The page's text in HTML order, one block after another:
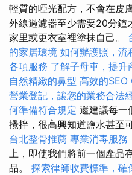
輕質的啞光配方，不會在皮
外線過濾器至少需要20分鐘
家里或更衣室裡塗抹自己。
的家居環境 如何辦護照，流
各項服務 了解子母車，提升
自然精緻的鼻型 高效的
營業登記，讓您的業務合法
何準備符合規定 還建議每一
攪拌，很高興知道鹽水甚至
台北整骨推薦 專業消毒服務
上，即使我們將前一個產品
品。 探索律師收費標準，確